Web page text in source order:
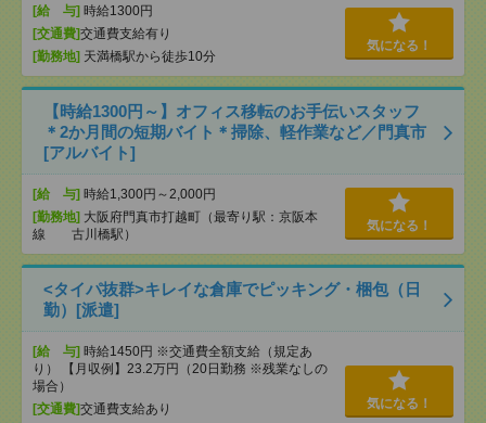
[給 与] 時給1300円
[交通費]交通費支給有り
[勤務地] 天満橋駅から徒歩10分
気になる！
【時給1300円～】オフィス移転のお手伝いスタッフ
＊2か月間の短期バイト＊掃除、軽作業など／門真市
[アルバイト]
[給 与] 時給1,300円～2,000円
[勤務地] 大阪府門真市打越町（最寄り駅：京阪本
線 古川橋駅）
気になる！
<タイパ抜群>キレイな倉庫でピッキング・梱包（日
勤）[派遣]
[給 与] 時給1450円 ※交通費全額支給（規定あ
り） 【月収例】23.2万円（20日勤務 ※残業なしの
場合）
[交通費]交通費支給あり
気になる！